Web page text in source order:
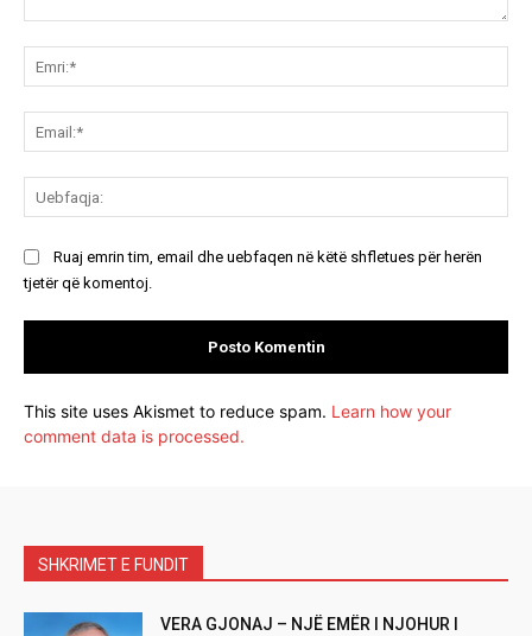
Ruaj emrin tim, email dhe uebfaqen në këtë shfletues për herën
tjetër që komentoj.
This site uses Akismet to reduce spam. Learn how your
comment data is processed.
SHKRIMET E FUNDIT
VERA GJONAJ – NJË EMËR I NJOHUR I